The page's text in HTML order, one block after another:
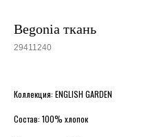
Begonia ткань
29411240
Коллекция: ENGLISH GARDEN
Состав: 100% хлопок